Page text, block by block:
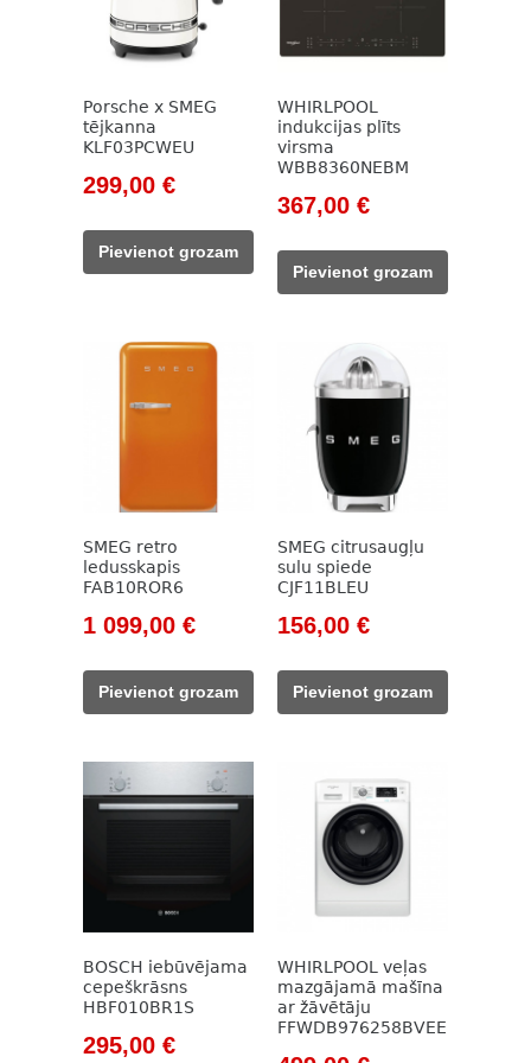
Porsche x SMEG
tējkanna
KLF03PCWEU
Original
was:
399,00 €.
299,00 €Current
299,00 €.
Pievienot grozam
WHIRLPOOL
indukcijas plīts
virsma
WBB8360NEBM
Original
was:
462,00 €.
367,00 €Current
367,00 €.
Pievienot grozam
SMEG retro
ledusskapis
FAB10ROR6
Original
was:
1
1 099,00 €Current
Pievienot grozam
SMEG citrusaugļu
sulu spiede
CJF11BLEU
Original
was:
178,00 €.
156,00 €Current
156,00 €.
Pievienot grozam
BOSCH iebūvējama
cepeškrāsns
HBF010BR1S
Original
295,00 €Current
WHIRLPOOL veļas
mazgājamā mašīna
ar žāvētāju
FFWDB976258BVEE